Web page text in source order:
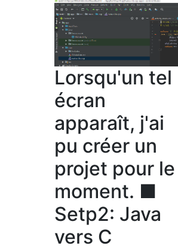
Lorsqu'un tel
écran
apparaît, j'ai
pu créer un
projet pour le
moment. ■
Setp2: Java
vers C